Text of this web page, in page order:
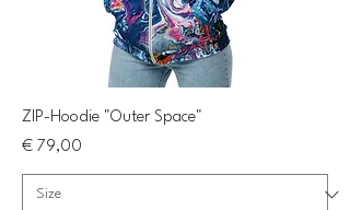
ZIP-Hoodie "Outer Space"
Preis
€ 79,00